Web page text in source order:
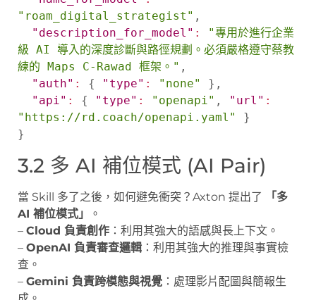
"roam_digital_strategist" ,
"description_for_model" :
"專用於進行企業
級 AI 導入的深度診斷與路徑規劃。必須嚴格遵守蔡教
練的 Maps C-Rawad 框架。" ,
"auth" : { "type" : "none" } ,
"api" : { "type" : "openapi" , "url" :
"https://rd.coach/openapi.yaml"
}
}
3.2 多 AI 補位模式 (AI Pair)
當 Skill 多了之後，如何避免衝突？Axton 提出了
「多
AI 補位模式」
。
– Cloud 負責創作 ：利用其強大的語感與長上下文。
– OpenAI 負責審查邏輯 ：利用其強大的推理與事實檢
查。
– Gemini 負責跨模態與視覺 ：處理影片配圖與簡報生